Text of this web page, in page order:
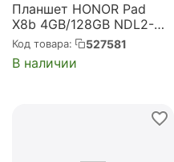
Планшет HONOR Pad
X8b 4GB/128GB NDL2-
L09 Space Gray
(5301ARMF)
Код товара: 527581
В наличии